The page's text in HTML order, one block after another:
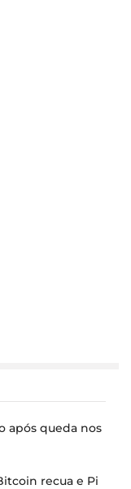
após queda nos
recua e Pi